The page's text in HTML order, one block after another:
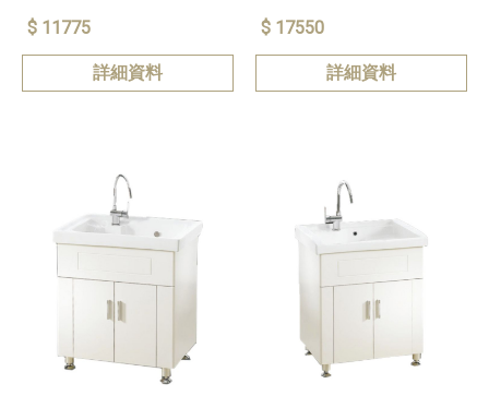
$ 11775
詳細資料
$ 17550
詳細資料